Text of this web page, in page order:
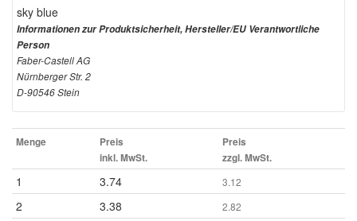
sky blue
Informationen zur Produktsicherheit, Hersteller/EU Verantwortliche
Person
Faber-Castell AG
Nürnberger Str. 2
D-90546 Stein
Menge
Preis
inkl. MwSt.
Preis
zzgl. MwSt.
1 3.74 3.12
2 3.38 2.82